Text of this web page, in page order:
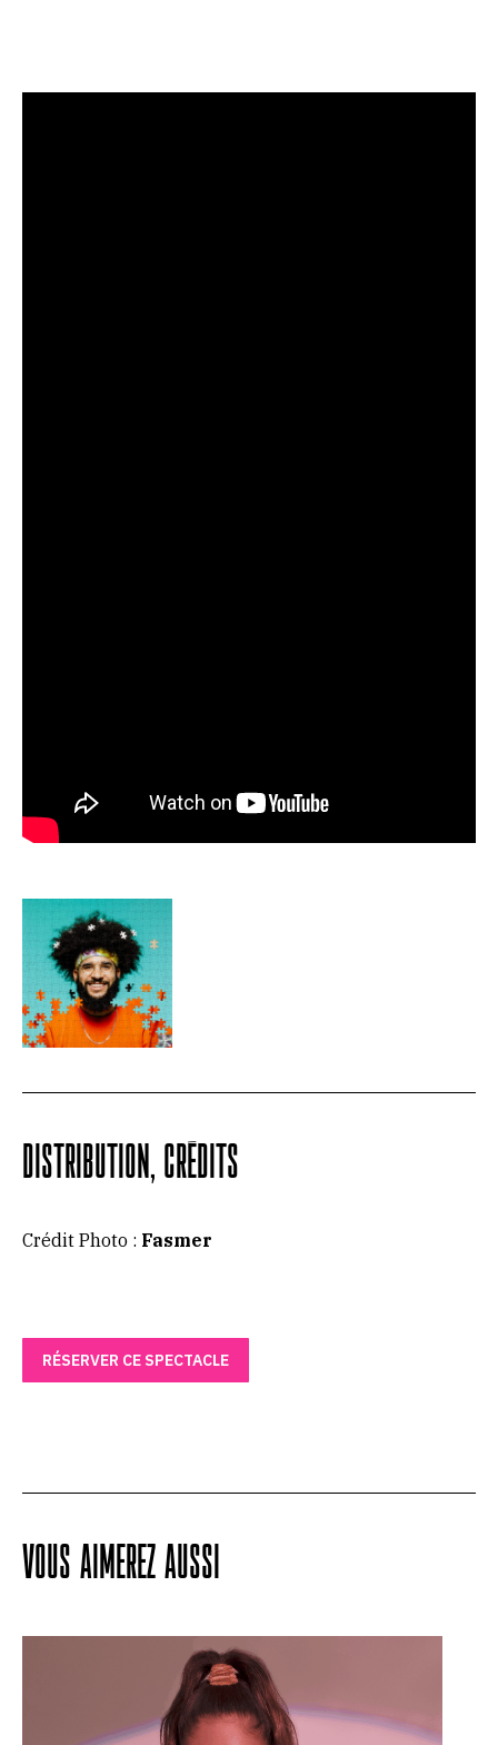
DISTRIBUTION, CRÉDITS
Crédit Photo : Fasmer
RÉSERVER CE SPECTACLE
VOUS AIMEREZ AUSSI